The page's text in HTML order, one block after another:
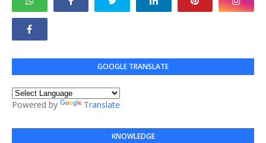
GOOGLE TRANSLATE
Powered by Translate
KNOWLEDGE